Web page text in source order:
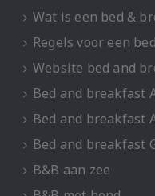
Wat is een bed &
Regels voor een
Website bed and
Bed and breakfast
Bed and breakfast
Bed and breakfast
B&B aan zee